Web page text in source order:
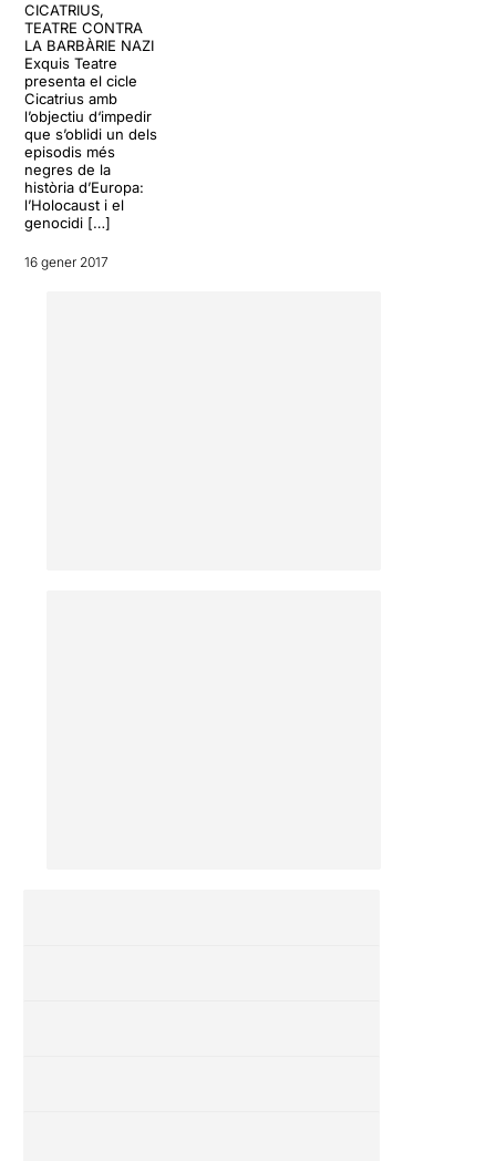
CICATRIUS,
TEATRE CONTRA
LA BARBÀRIE NAZI
Exquis Teatre
presenta el cicle
Cicatrius amb
l’objectiu d‘impedir
que s’oblidi un dels
episodis més
negres de la
història d’Europa:
l’Holocaust i el
genocidi […]
16 gener 2017